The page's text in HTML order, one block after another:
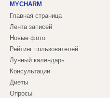
MYCHARM
Главная страница
Лента записей
Новые фото
Рейтинг пользователей
Лунный календарь
Консультации
Диеты
Опросы